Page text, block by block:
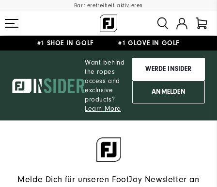
Barrierefreiheit aktivieren
#1 SHOE IN GOLF #1 GLOVE IN GOLF
GRATIS RÜCKSENDUNG
Want behind
the ropes
access and
exclusive
products?
Learn More
WERDE INSIDER
ANMELDEN
Melde Dich für unseren FootJoy Newsletter an